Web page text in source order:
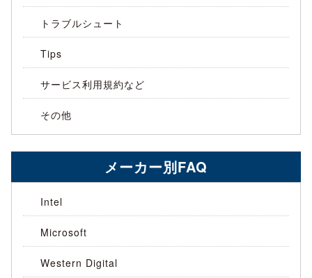
トラブルシュート
Tips
サービス利用規約など
その他
メーカー別FAQ
Intel
Microsoft
Western Digital